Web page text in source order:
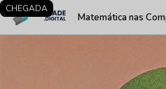
Matemática nas
LARGADA
CHEGADA